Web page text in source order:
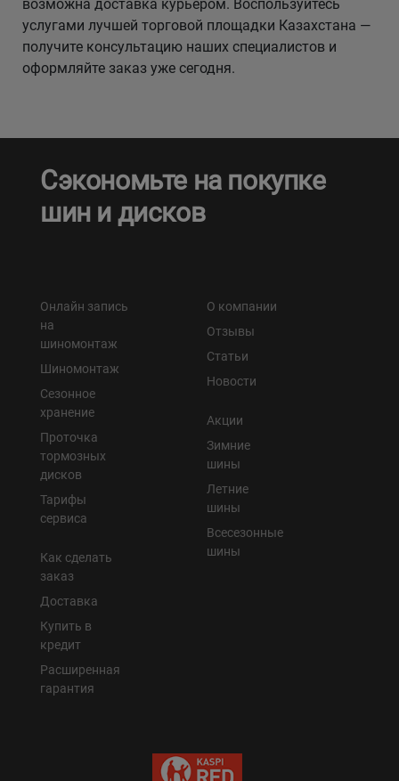
возможна доставка курьером. Воспользуйтесь
услугами лучшей торговой площадки Казахстана —
получите консультацию наших специалистов и
оформляйте заказ уже сегодня.
Сэкономьте на покупке
шин и дисков
Онлайн запись
на
шиномонтаж
Шиномонтаж
Сезонное
хранение
Проточка
тормозных
дисков
Тарифы
сервиса
Как сделать
заказ
Доставка
Купить в
кредит
Расширенная
гарантия
О компании
Отзывы
Статьи
Новости
Акции
Зимние
шины
Летние
шины
Всесезонные
шины